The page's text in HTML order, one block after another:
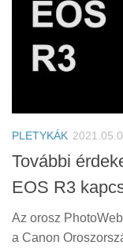
PLETYKÁK
További
EOS R3
Az orosz
a Canon